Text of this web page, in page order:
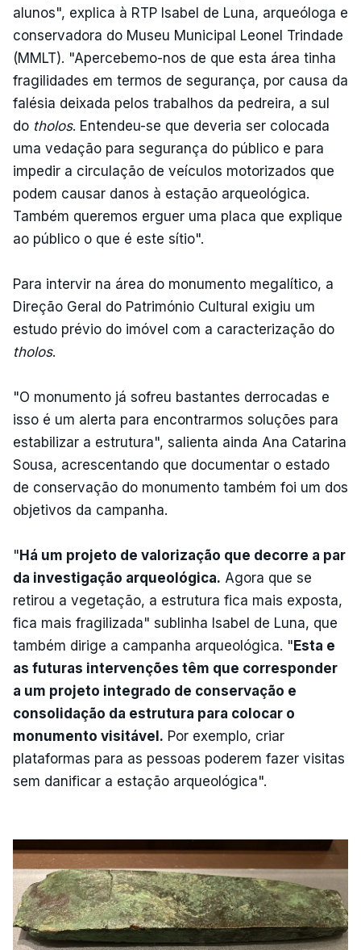
alunos", explica à RTP Isabel de Luna, arqueóloga e
conservadora do Museu Municipal Leonel Trindade
(MMLT). "Apercebemo-nos de que esta área tinha
fragilidades em termos de segurança, por causa da
falésia deixada pelos trabalhos da pedreira, a sul
do tholos. Entendeu-se que deveria ser colocada
uma vedação para segurança do público e para
impedir a circulação de veículos motorizados que
podem causar danos à estação arqueológica.
Também queremos erguer uma placa que explique
ao público o que é este sítio".
Para intervir na área do monumento megalítico, a
Direção Geral do Património Cultural exigiu um
estudo prévio do imóvel com a caracterização do
tholos.
"O monumento já sofreu bastantes derrocadas e
isso é um alerta para encontrarmos soluções para
estabilizar a estrutura", salienta ainda Ana Catarina
Sousa, acrescentando que documentar o estado
de conservação do monumento também foi um dos
objetivos da campanha.
" Há um projeto de valorização que decorre a par
da investigação arqueológica. Agora que se
retirou a vegetação, a estrutura fica mais exposta,
fica mais fragilizada" sublinha Isabel de Luna, que
também dirige a campanha arqueológica. " Esta e
as futuras intervenções têm que corresponder
a um projeto integrado de conservação e
consolidação da estrutura para colocar o
monumento visitável. Por exemplo, criar
plataformas para as pessoas poderem fazer visitas
sem danificar a estação arqueológica".